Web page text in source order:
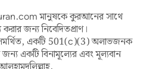
মানুষকে কুরআনের সাথে
জন্য নিবেদিতপ্রাণ।
সমর্থিত, একটি 501(c)(3) অলাভজনক
একটি বিনামূল্যের এবং মূল্যবান